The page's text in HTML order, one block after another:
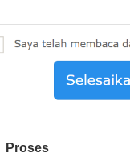
Proses